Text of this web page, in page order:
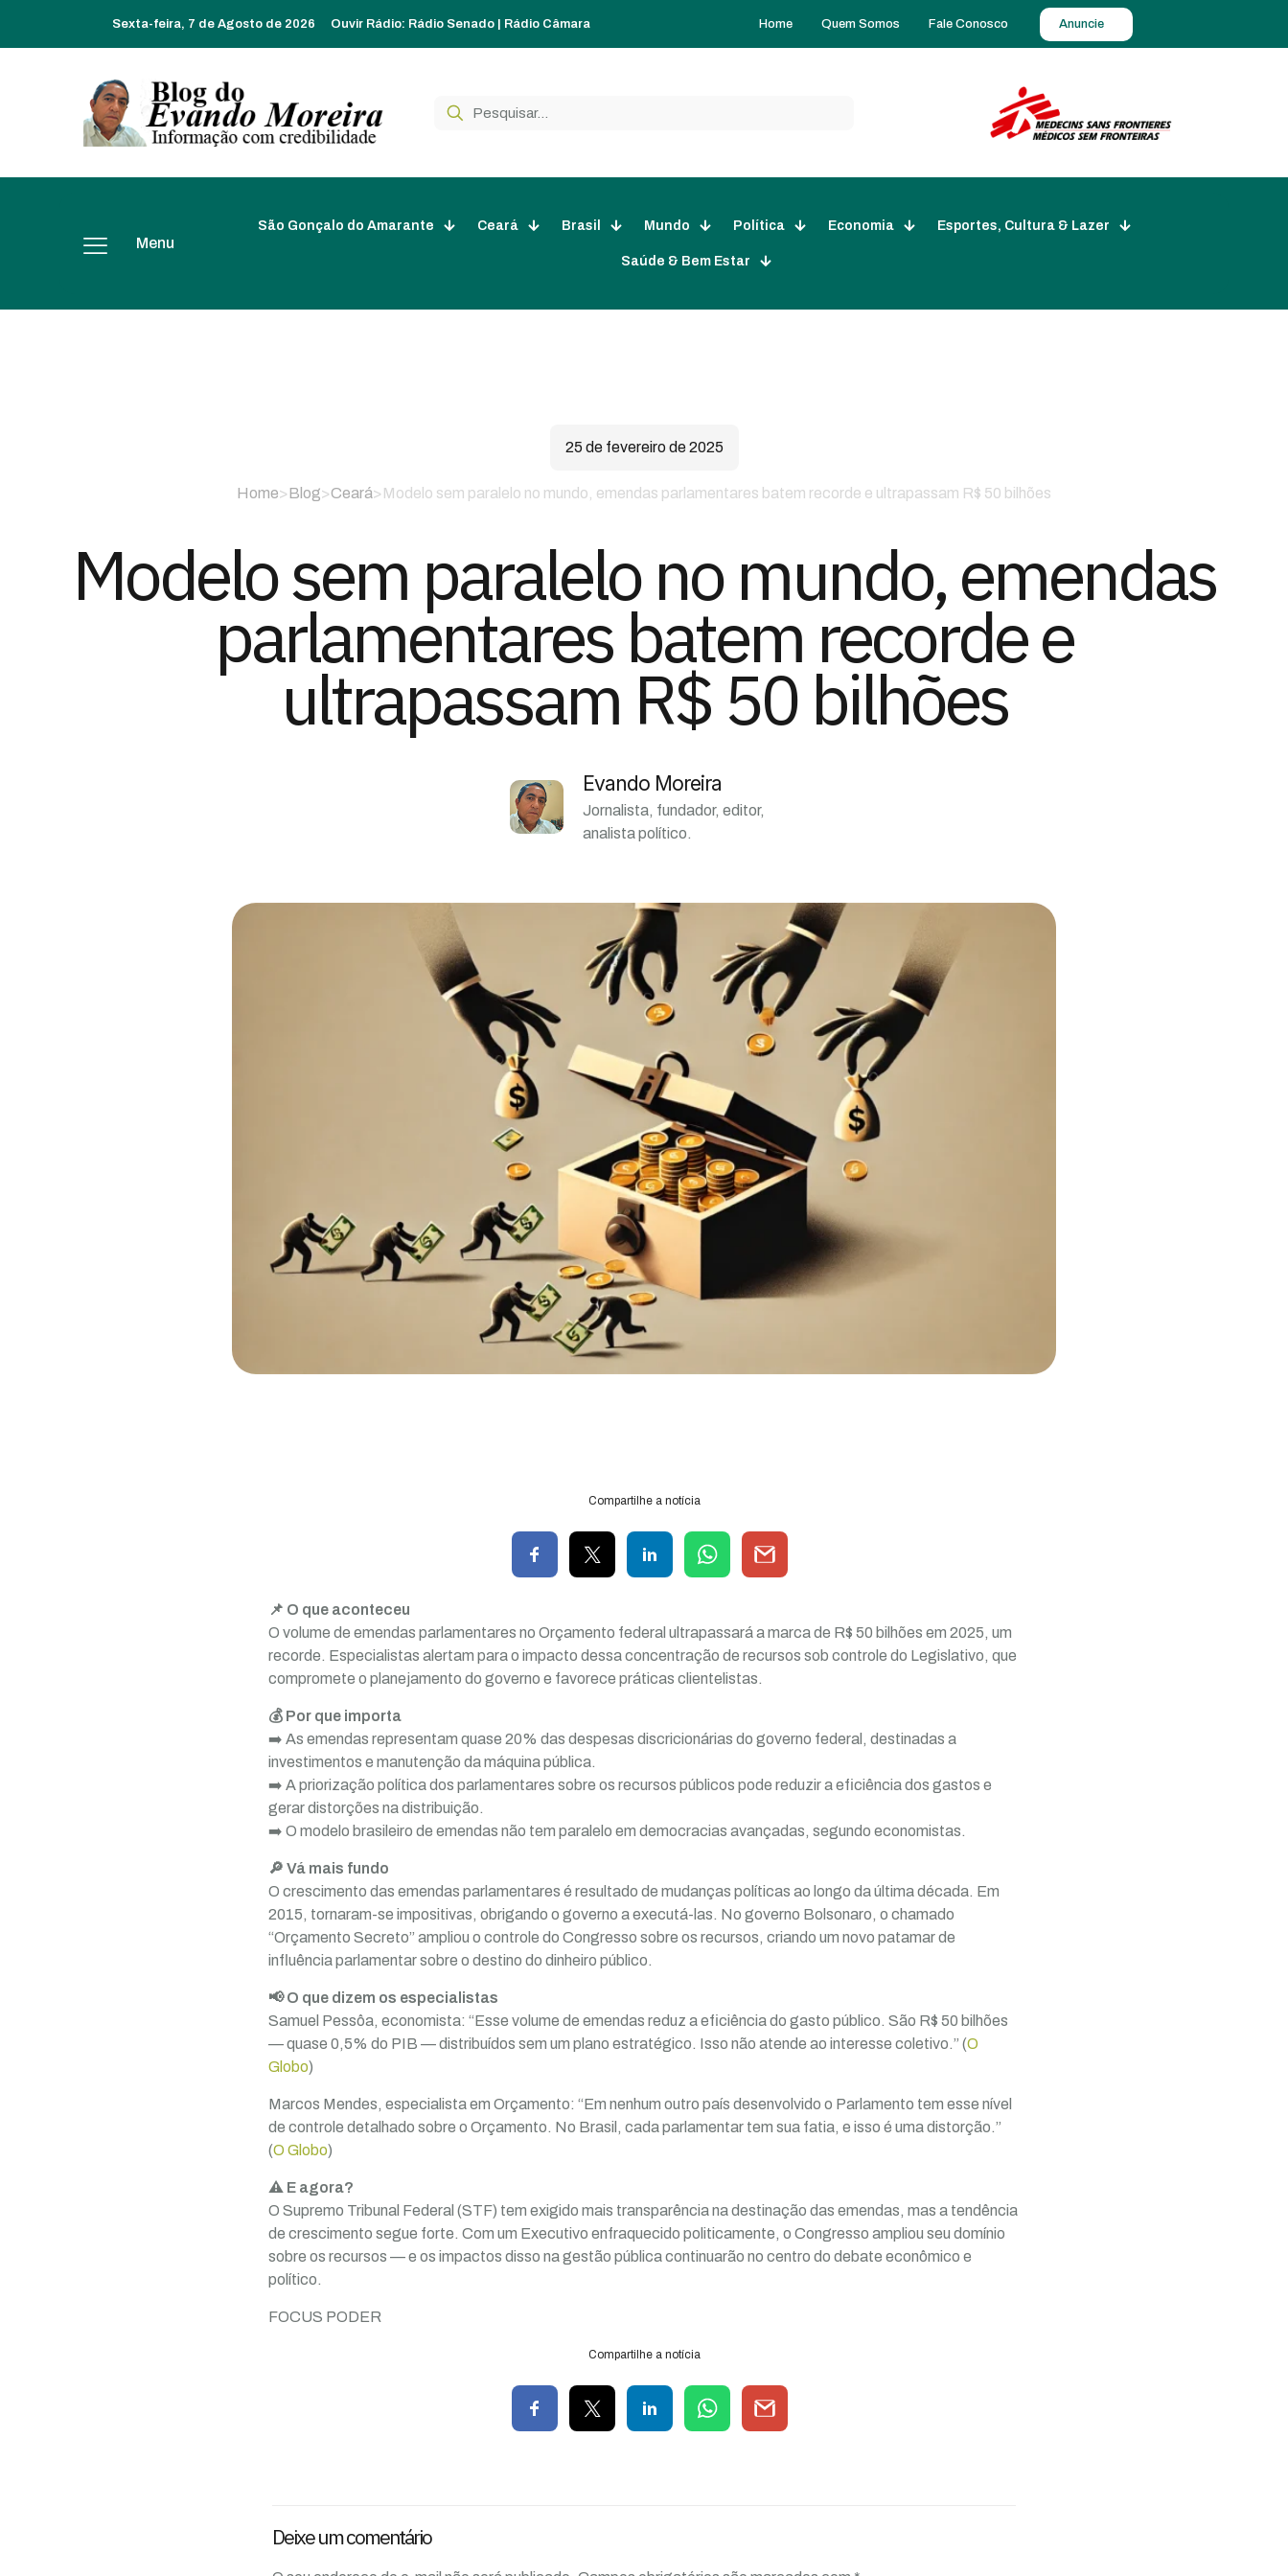
Sexta-feira, 7 de Agosto de 2026 Ouvir Rádio: Rádio Senado Rádio Câmara Home Quem Somos Fale Conosco Anuncie
Menu
São Gonçalo do Amarante Ceará Brasil Mundo Política Economia Esportes, Cultura & Lazer
Saúde & Bem Estar
25 de fevereiro de 2025
Home> Blog>Ceará> Modelo sem paralelo no mundo, emendas parlamentares batem recorde e ultrapassam R$ 50 bilhões
Modelo sem paralelo no mundo, emendas
parlamentares batem recorde e
ultrapassam R$ 50 bilhões
Evando Moreira
Jornalista, fundador, editor,
analista político.
Compartilhe a notícia
📌 O que aconteceu
O volume de emendas parlamentares no Orçamento federal ultrapassará a marca de R$ 50 bilhões em 2025, um
recorde. Especialistas alertam para o impacto dessa concentração de recursos sob controle do Legislativo, que
compromete o planejamento do governo e favorece práticas clientelistas.
💰 Por que importa
➡️ As emendas representam quase 20% das despesas discricionárias do governo federal, destinadas a
investimentos e manutenção da máquina pública.
➡️ A priorização política dos parlamentares sobre os recursos públicos pode reduzir a eficiência dos gastos e
gerar distorções na distribuição.
➡️ O modelo brasileiro de emendas não tem paralelo em democracias avançadas, segundo economistas.
🔎 Vá mais fundo
O crescimento das emendas parlamentares é resultado de mudanças políticas ao longo da última década. Em
2015, tornaram-se impositivas, obrigando o governo a executá-las. No governo Bolsonaro, o chamado
“Orçamento Secreto” ampliou o controle do Congresso sobre os recursos, criando um novo patamar de
influência parlamentar sobre o destino do dinheiro público.
📢 O que dizem os especialistas
Samuel Pessôa, economista: “Esse volume de emendas reduz a eficiência do gasto público. São R$ 50 bilhões
— quase 0,5% do PIB — distribuídos sem um plano estratégico. Isso não atende ao interesse coletivo.” (O
Globo)
Marcos Mendes, especialista em Orçamento: “Em nenhum outro país desenvolvido o Parlamento tem esse nível
de controle detalhado sobre o Orçamento. No Brasil, cada parlamentar tem sua fatia, e isso é uma distorção.”
(O Globo)
⚠️ E agora?
O Supremo Tribunal Federal (STF) tem exigido mais transparência na destinação das emendas, mas a tendência
de crescimento segue forte. Com um Executivo enfraquecido politicamente, o Congresso ampliou seu domínio
sobre os recursos — e os impactos disso na gestão pública continuarão no centro do debate econômico e
político.
FOCUS PODER
Compartilhe a notícia
Deixe um comentário